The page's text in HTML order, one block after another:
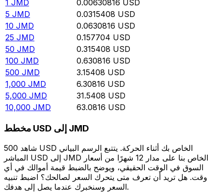
1 JMD 0.00630816 USD
5 JMD 0.0315408 USD
10 JMD 0.0630816 USD
25 JMD 0.157704 USD
50 JMD 0.315408 USD
100 JMD 0.630816 USD
500 JMD 3.15408 USD
1,000 JMD 6.30816 USD
5,000 JMD 31.5408 USD
10,000 JMD 63.0816 USD
مخطط USD إلى JMD
شاهد 500 USD الخاص بك أثناء الحركة. يتتبع الرسم البياني
المباشر USD إلى JMD الخاص بنا على مدار 12 شهرًا من أسعار
السوق في الوقت الحقيقي، ويوضح بالضبط قيمة أموالك في أي
وقت. هل تريد أن تعرف متى يتحرك السعر لصالحك؟ اضبط تنبيه
السعر وسنخبرك عندما يصل إلى هدفك.